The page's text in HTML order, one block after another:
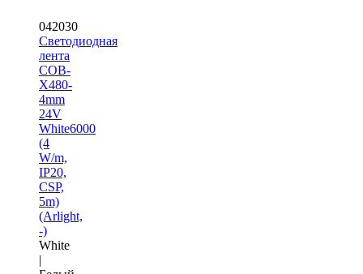
042030
Светодиодная
лента
COB-
X480-
4mm
24V
White6000
(4
W/m,
IP20,
CSP,
5m)
(Arlight,
-)
White
|